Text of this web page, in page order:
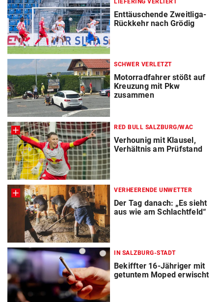
Enttäuschende Zweitliga-
Rückkehr nach Grödig
SCHWER VERLETZT
Motorradfahrer stößt auf
Kreuzung mit Pkw
zusammen
RED BULL SALZBURG/WAC
Verhounig mit Klausel,
Verhältnis am Prüfstand
VERHEERENDE UNWETTER
Der Tag danach: „Es sieht
aus wie am Schlachtfeld“
IN SALZBURG-STADT
Bekiffter 16-Jähriger mit
getuntem Moped erwischt